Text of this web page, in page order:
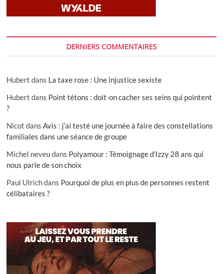
DERNIERS COMMENTAIRES
Hubert dans La taxe rose : Une injustice sexiste
Hubert dans Point tétons : doit-on cacher ses seins qui pointent
?
Nicot dansAvis : j’ai testé une journée à faire des constellations
familiales dans une séance de groupe
Michel neveudans Polyamour : Témoignage d’Izzy 28 ans qui
nous parle de son choix
Paul Ulrichdans Pourquoi de plus en plus de personnes restent
célibataires ?